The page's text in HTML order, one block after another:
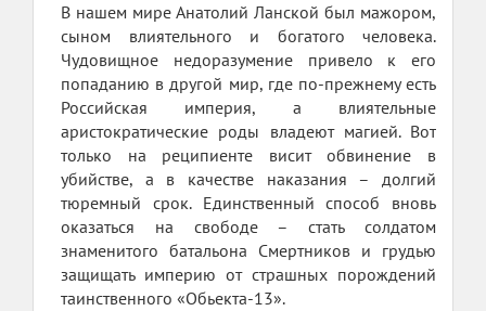
В нашем мире Анатолий Ланской был мажором,
сыном влиятельного и богатого человека.
Чудовищное недоразумение привело к его
попаданию в другой мир, где по-прежнему есть
Российская империя, а влиятельные
аристократические роды владеют магией. Вот
только на реципиенте висит обвинение в
убийстве, а в качестве наказания – долгий
тюремный срок. Единственный способ вновь
оказаться на свободе – стать солдатом
знаменитого батальона Смертников и грудью
защищать империю от страшных порождений
таинственного «Обьекта-13».